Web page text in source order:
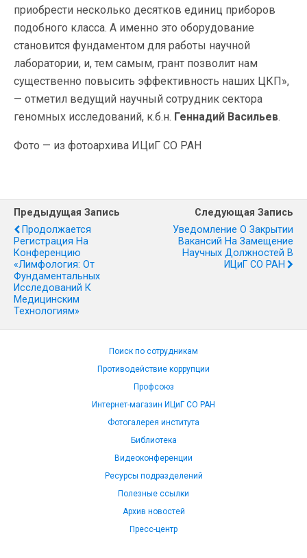
приобрести несколько десятков единиц приборов
подобного класса. А именно это оборудование
становится фундаментом для работы научной
лаборатории, и, тем самым, грант позволит нам
существенно повысить эффективность наших ЦКП»,
— отметил ведущий научный сотрудник cектора
геномных исследований, к.б.н. Геннадий Васильев.
Фото — из фотоархива ИЦиГ СО РАН
Предыдущая Запись
Продолжается
Регистрация На
Конференцию
«Лимфология: От
Фундаментальных
Исследований К
Медицинским
Технологиям»
Следующая Запись
Уведомление О Закрытии
Вакансий На Замещение
Научных Должностей В
ИЦиГ СО РАН
Поиск по сотрудникам
Противодействие коррупции
Профсоюз
Интернет-магазин ИЦиГ СО РАН
Фотогалерея института
Библиотека
Видеоконференции
Ресурсы подразделений
Полезные ссылки
Архив новостей
Пресс-центр